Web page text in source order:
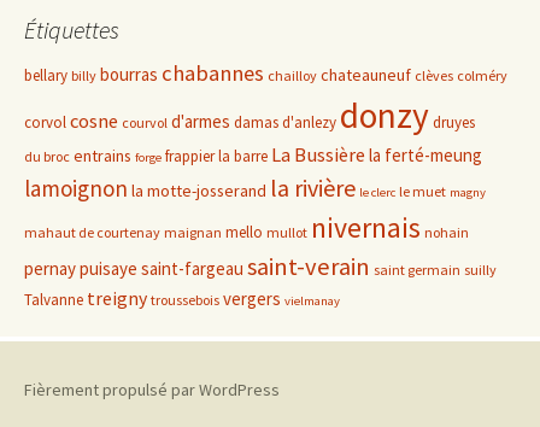
Étiquettes
bellary billy bourras chabannes chailloy chateauneuf clèves colméry
corvolcosne courvol d'armes damas d'anlezy donzydruyes
du broc entrains forge frappierla barre La Bussière la ferté-meung
lamoignon la motte-josserand la rivière le clerc le muet magny
mahaut de courtenay maignan mello mullot nivernais nohain
pernaypuisaye saint-fargeau saint-verain saint germain suilly
Talvanne treigny troussebois vergers vielmanay
Fièrement propulsé par WordPress